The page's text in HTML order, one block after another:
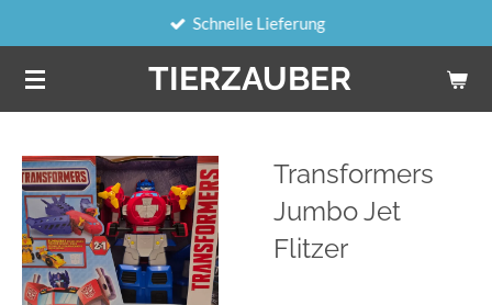
springen
TIERZAUBER
Schnelle Lieferung
Transformers
Jumbo Jet
Flitzer